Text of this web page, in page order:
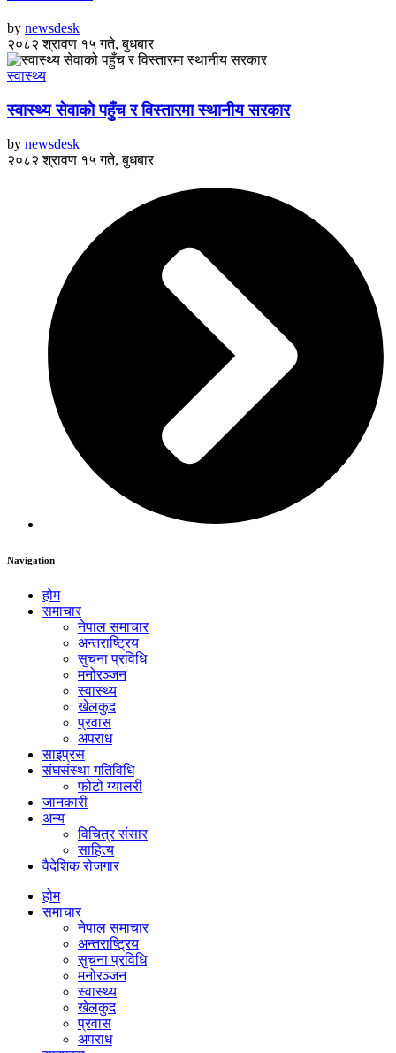
by newsdesk
२०८२ श्रावण १५ गते, बुधबार
स्वास्थ्य
स्वास्थ्य सेवाको पहुँच र विस्तारमा स्थानीय सरकार
by newsdesk
२०८२ श्रावण १५ गते, बुधबार
Navigation
होम
समाचार
नेपाल समाचार
अन्तराष्ट्रिय
सुचना प्रविधि
मनोरञ्जन
स्वास्थ्य
खेलकुद
प्रवास
अपराध
साइप्रस
संघसंस्था गतिविधि
फोटो ग्यालरी
जानकारी
अन्य
विचित्र संसार
साहित्य
वैदेशिक रोजगार
होम
समाचार
नेपाल समाचार
अन्तराष्ट्रिय
सुचना प्रविधि
मनोरञ्जन
स्वास्थ्य
खेलकुद
प्रवास
अपराध